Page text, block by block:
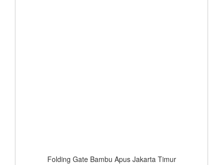
Folding Gate Bambu Apus Jakarta Timur